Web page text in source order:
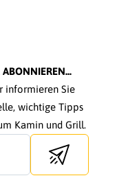
ABONNIEREN...
informieren Sie
wichtige Tipps
Kamin und Grill.
Send newsletter